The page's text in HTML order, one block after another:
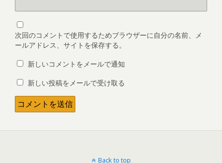
次回のコメントで使用するためブラウザーに自分の名前、メ
ールアドレス、サイトを保存する。
新しいコメントをメールで通知
新しい投稿をメールで受け取る
Back to top